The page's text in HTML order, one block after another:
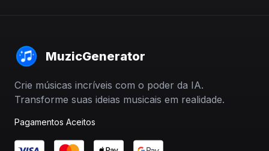
MuzicGenerator
Crie músicas incríveis com o poder da IA.
Transforme suas ideias musicais em realidade.
Pagamentos Aceitos